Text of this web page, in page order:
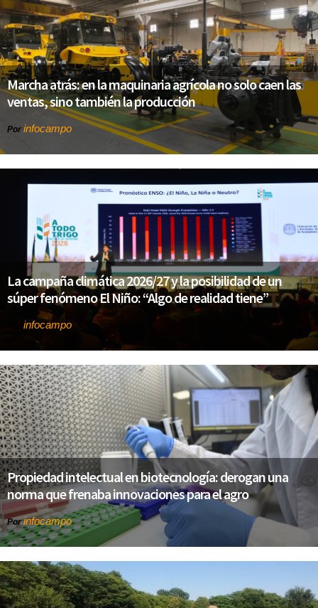
Marcha atrás: en la maquinaria agrícola no solo caen las
ventas, sino también la producción
Por infocampo
La campaña climática 2026/27 y la posibilidad de un
súper fenómeno El Niño: “Algo de realidad tiene”
Por infocampo
Propiedad intelectual en biotecnología: derogan una
norma que frenaba innovaciones para el agro
Porinfocampo